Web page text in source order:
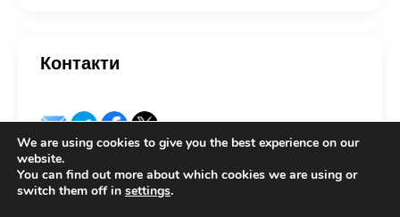
Контакти
We are using cookies to give you the best experience on our
website.
You can find out more about which cookies we are using or
switch them off in settings.